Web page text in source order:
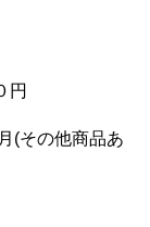
円
(その他商品あ